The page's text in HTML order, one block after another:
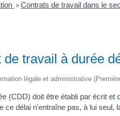
> Contrats de travail dans le
travail à durée
légale et administrative
(CDD) doit être établi par écrit
ce délai n'entraîne pas, à lui seul,